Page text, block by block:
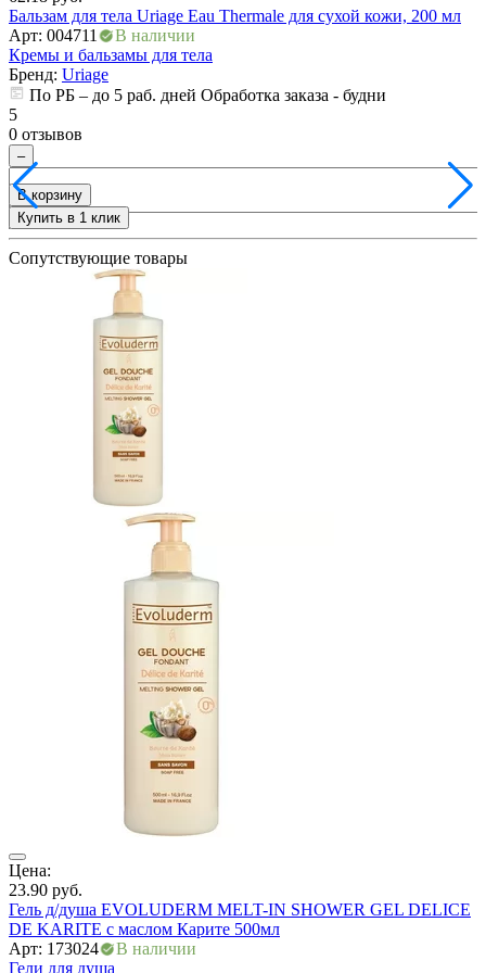
Бальзам для тела Uriage Eau Thermale для сухой кожи, 200 мл
Арт: 004711
В наличии
Кремы и бальзамы для тела
Бренд: Uriage
По РБ – до 5 раб. дней Обработка заказа - будни
5
0 отзывов
–
+
В корзину
Купить в 1 клик
Сопутствующие товары
Цена:
23.90 руб.
Гель д/душа EVOLUDERM MELT-IN SHOWER GEL DELICE
DE KARITE с маслом Карите 500мл
Арт: 173024
В наличии
Гели для душа